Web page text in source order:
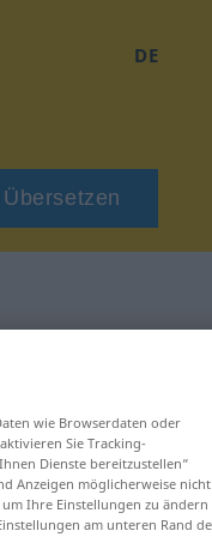
DE
Übersetzen
wie Browserdaten oder
Sie Tracking-
Dienste bereitzustellen“
Anzeigen möglicherweise nicht
Ihre Einstellungen zu ändern
am unteren Rand